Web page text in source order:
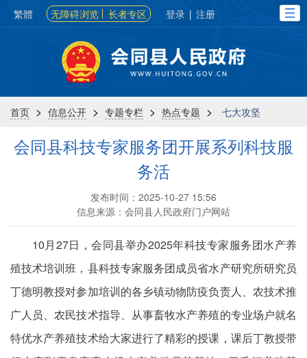
繁體 无障碍浏览 长者专区 登录 | 注册
首页 > 信息公开 > 专题专栏 > 热点专题 > 七大攻坚
会同县科技专家服务团开展系列科技服
务活
发布时间：2025-10-27 15:56
信息来源：会同县人民政府门户网站
10月27日，会同县举办2025年科技专家服务团水产养
殖技术培训班，县科技专家服务团成员省水产研究所研究员
丁德明教授对参加培训的各乡镇动物防疫负责人、农技术推
广人员、农民技术指导、从事畜牧水产养殖的专业场户就名
特优水产养殖技术给大家进行了精彩的授课，课后丁教授带